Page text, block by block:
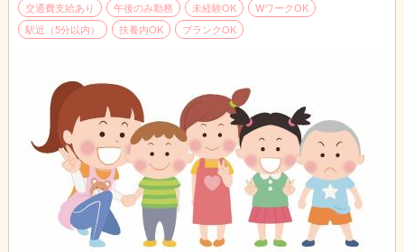
交通費支給あり 午後のみ勤務 未経験OK
WワークOK
駅近（5分以内）
扶養内OK ブランクOK